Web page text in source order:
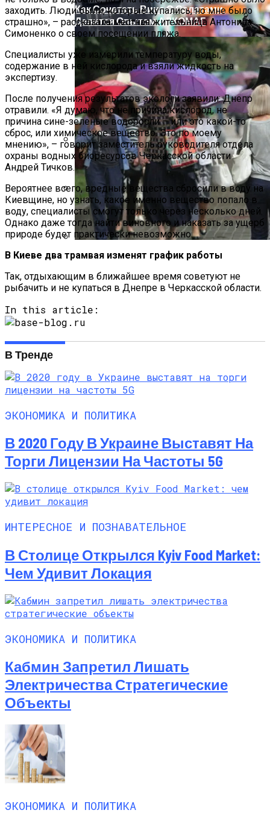
Международная Реакция На Тарифы
Трампа: Что Стоит На Кону
Кризис Безопасности На Гаити:
Ужасающая Реальность Безнадежной
Обстановки
Как Сочетать Вина С Салатами:
Делится Опытом АЛКОМАГ
В Киеве Вновь Ожидаются Дожди
заходить. Люди были, которые купались, но мне было
страшно», – рассказала местная жительница Антонина
Симоненко о своем посещении пляжа.
Специалисты уже измерили температуру воды,
содержание в ней кислорода и взяли жидкость на
экспертизу.
После получения результатов экологи заявили: Днепр
отравили. «Я думаю, что не причина кислород, не
причина сине-зеленые водоросли – или это какой-то
сброс, или химическое вещество. Это по моему
мнению», – говорит заместитель руководителя отдела
охраны водных биоресурсов Черкасской области
Андрей Тичков.
Вероятнее всего, вредные вещества сбросили в воду на
Киевщине, но узнать, какое именно вещество попало в
воду, специалисты смогут только через несколько дней.
Однако даже тогда найти виновного и наказать за ущерб
природе будет практически невозможно.
В Киеве два трамвая изменят график работы
Так, отдыхающим в ближайшее время советуют не
рыбачить и не купаться в Днепре в Черкасской области.
In this article:
В Тренде
ЭКОНОМИКА И ПОЛИТИКА
В 2020 Году В Украине Выставят На
Торги Лицензии На Частоты 5G
ИНТЕРЕСНОЕ И ПОЗНАВАТЕЛЬНОЕ
В Столице Открылся Kyiv Food Market:
Чем Удивит Локация
ЭКОНОМИКА И ПОЛИТИКА
Кабмин Запретил Лишать
Электричества Стратегические
Объекты
ЭКОНОМИКА И ПОЛИТИКА